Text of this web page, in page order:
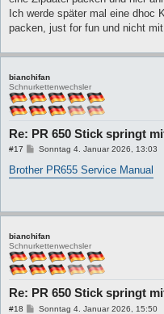
Ich werde später mal eine dhoc
packen, just for fun und nicht
bianchifan
Schnurkettenwechsler
Re: PR 650 Stick springt
#17
B
i
t
Sonntag 4. Januar 2026, 13:03
Brother PR655 Service Manual
bianchifan
Schnurkettenwechsler
Re: PR 650 Stick springt
#18
BSonntag 4. Januar 2026, 15:50